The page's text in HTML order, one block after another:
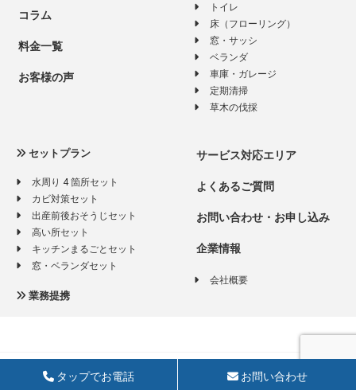
コラム
料金一覧
お客様の声
トイレ
床（フローリング）
窓・サッシ
ベランダ
車庫・ガレージ
定期清掃
草木の伐採
セットプラン
水周り 4 箇所セット
カビ対策セット
出産前後おそうじセット
高い所セット
キッチンまるごとセット
窓・ベランダセット
業務提携
サービス対応エリア
よくあるご質問
お問い合わせ・お申し込み
企業情報
会社概要
タップでお電話 お問い合わせ
Copyright © 2026 - 株式会社九州保全 All Rights Reserved.